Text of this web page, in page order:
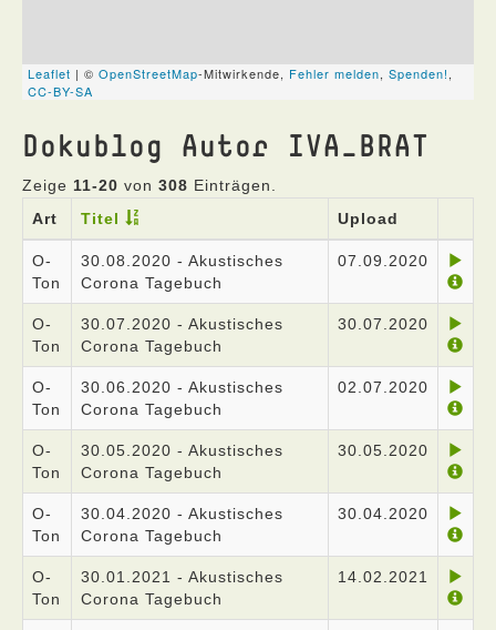
Dokublog Autor IVA_BRAT
Zeige 11-20 von 308 Einträgen.
Art
Titel Upload
O-
Ton
30.08.2020 - Akustisches
Corona Tagebuch
07.09.2020
O-
Ton
30.07.2020 - Akustisches
Corona Tagebuch
30.07.2020
O-
Ton
30.06.2020 - Akustisches
Corona Tagebuch
02.07.2020
O-
Ton
30.05.2020 - Akustisches
Corona Tagebuch
30.05.2020
O-
Ton
30.04.2020 - Akustisches
Corona Tagebuch
30.04.2020
O-
Ton
30.01.2021 - Akustisches
Corona Tagebuch
14.02.2021